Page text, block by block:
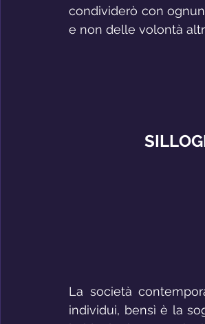
condividerò con
e non delle volontà
La società
individui, bensì è la